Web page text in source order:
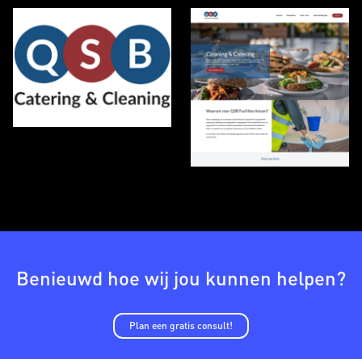
Benieuwd hoe wij jou kunnen helpen?
Plan een gratis consult!